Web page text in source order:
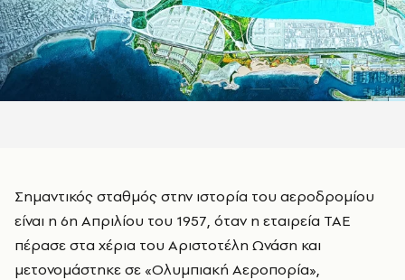
Σημαντικός σταθμός στην ιστορία του αεροδρομίου
είναι η 6η Απριλίου του 1957, όταν η εταιρεία ΤΑΕ
πέρασε στα χέρια του Αριστοτέλη Ωνάση και
μετονομάστηκε σε «Ολυμπιακή Αεροπορία»,